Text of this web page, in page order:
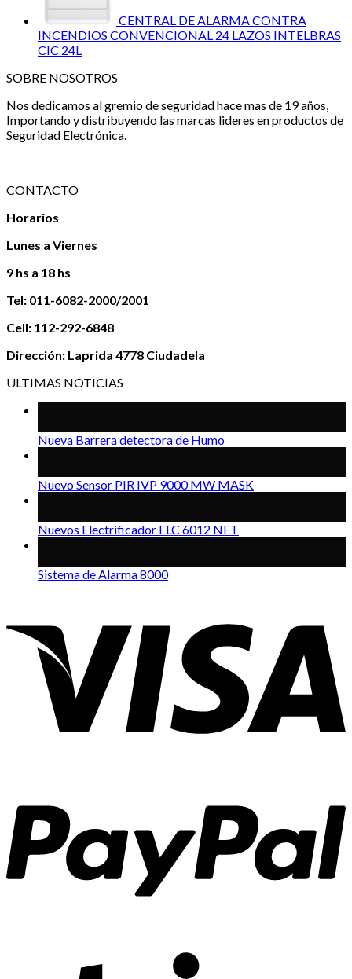
CENTRAL DE ALARMA CONTRA
INCENDIOS CONVENCIONAL 24 LAZOS INTELBRAS
CIC 24L
SOBRE NOSOTROS
Nos dedicamos al gremio de seguridad hace mas de 19 años,
Importando y distribuyendo las marcas lideres en productos de
Seguridad Electrónica.
CONTACTO
Horarios
Lunes a Viernes
9 hs a 18 hs
Tel: 011-6082-2000/2001
Cell: 112-292-6848
Dirección: Laprida 4778 Ciudadela
ULTIMAS NOTICIAS
Nueva Barrera detectora de Humo
Nuevo Sensor PIR IVP 9000 MW MASK
Nuevos Electrificador ELC 6012 NET
Sistema de Alarma 8000